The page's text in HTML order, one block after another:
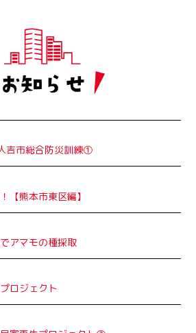
吉市総合防災訓練①
【熊本市東区編】
アマモの種採取
ロジェクト